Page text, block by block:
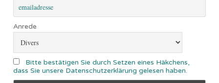
Anrede
Bitte bestätigen Sie durch Setzen eines Häkchens,
dass Sie unsere Datenschutzerklärung gelesen haben.